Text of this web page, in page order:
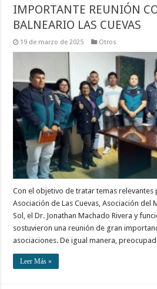
IMPORTANTE REUNIÓN
BALNEARIO LAS CUEVAS
19 de marzo de 2025 Otros
Con el objetivo de tratar temas
Asociación de Las Cuevas, Asociación del
Sol, el Dr. Jonathan Machado Rivera y
sostuvieron una reunión de gran
asociaciones. De igual manera,
Leer Más »